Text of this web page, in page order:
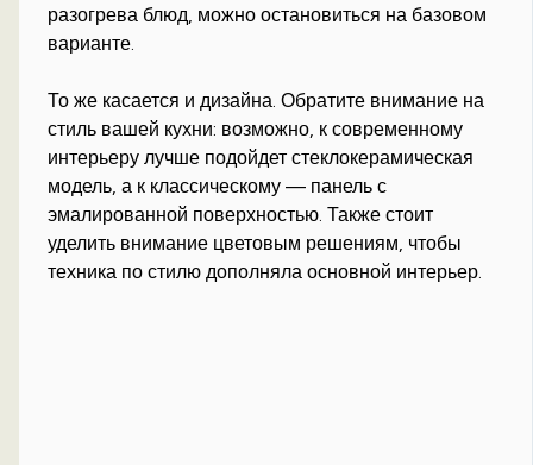
разогрева блюд, можно остановиться на базовом
варианте.
То же касается и дизайна. Обратите внимание на
стиль вашей кухни: возможно, к современному
интерьеру лучше подойдет стеклокерамическая
модель, а к классическому — панель с
эмалированной поверхностью. Также стоит
уделить внимание цветовым решениям, чтобы
техника по стилю дополняла основной интерьер.